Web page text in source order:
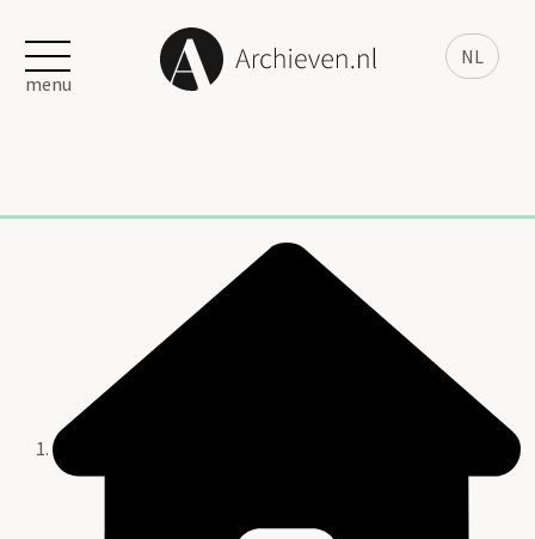
NL
menu